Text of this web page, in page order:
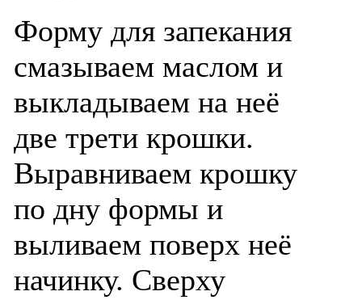
Форму для запекания
смазываем маслом и
выкладываем на неё
две трети крошки.
Выравниваем крошку
по дну формы и
выливаем поверх неё
начинку. Сверху